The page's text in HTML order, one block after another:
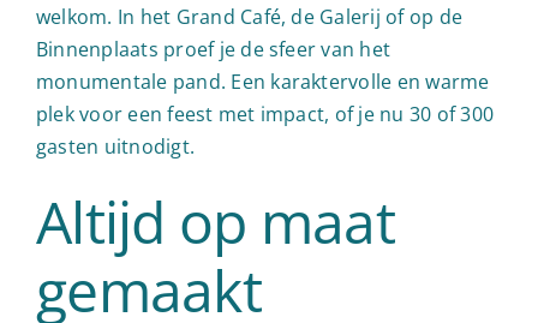
welkom. In het Grand Café, de Galerij of op de
Binnenplaats proef je de sfeer van het
monumentale pand. Een karaktervolle en warme
plek voor een feest met impact, of je nu 30 of 300
gasten uitnodigt.
Altijd op maat
gemaakt